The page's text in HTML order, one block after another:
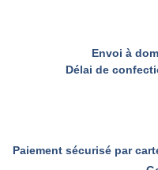
Envoi à
Délai de
Paiement sécurisé par